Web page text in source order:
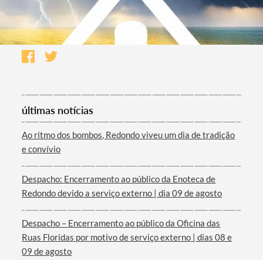
Termo de Pesquisa
últimas notícias
Ao ritmo dos bombos, Redondo viveu um dia de tradição
e convívio
Despacho: Encerramento ao público da Enoteca de
Redondo devido a serviço externo | dia 09 de agosto
Despacho – Encerramento ao público da Oficina das
Ruas Floridas por motivo de serviço externo | dias 08 e
09 de agosto